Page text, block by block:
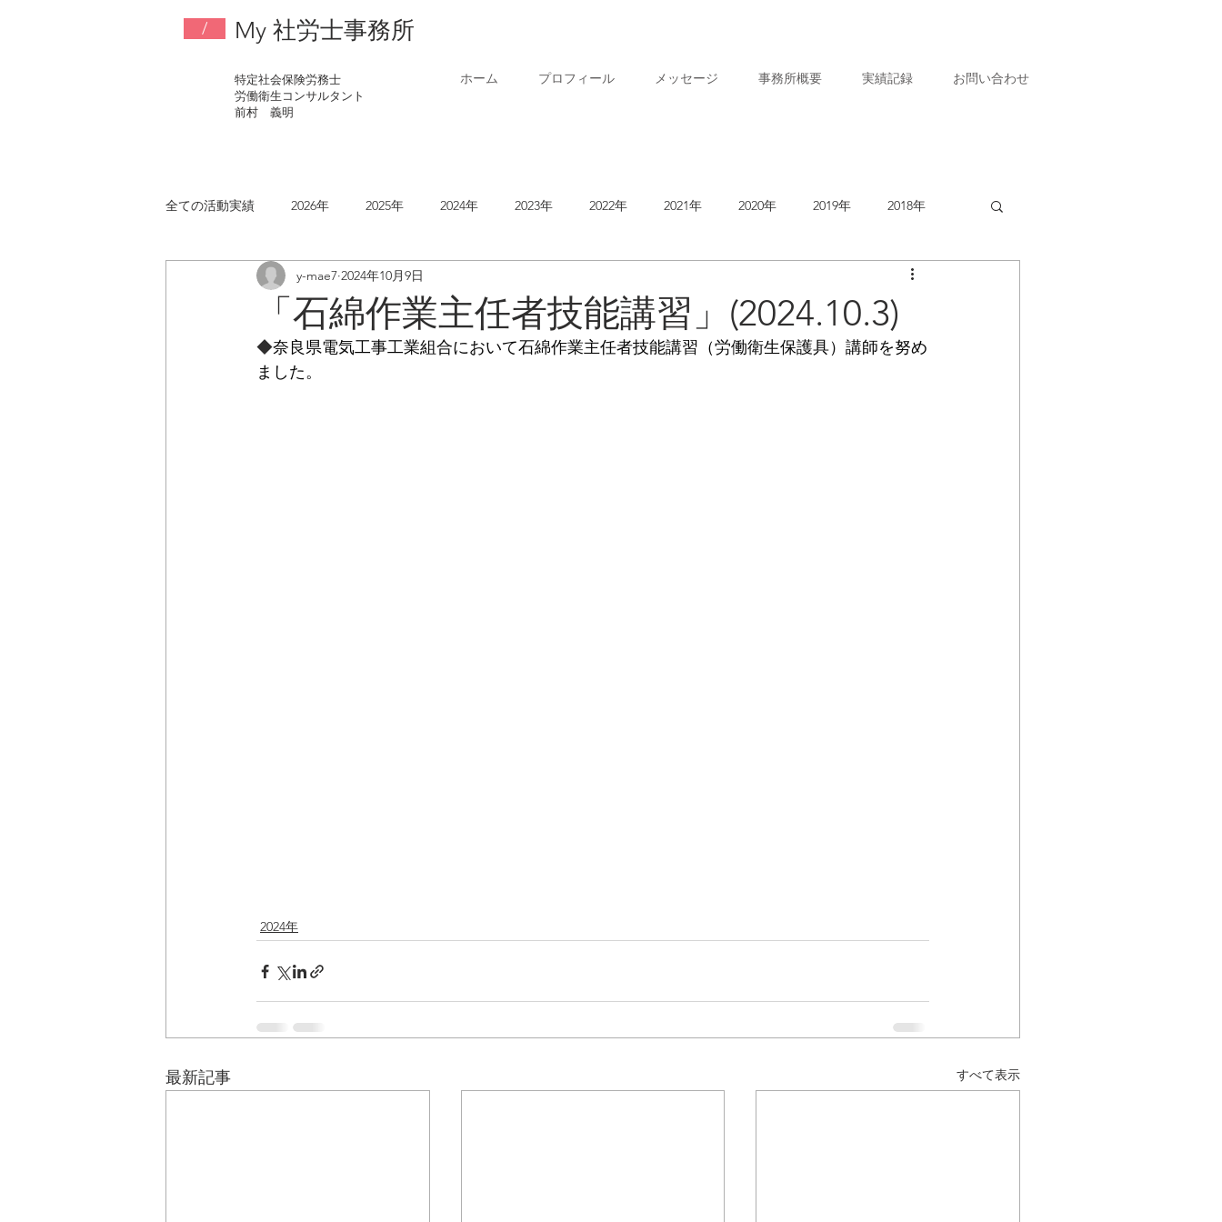
/ My 社労士事務所
特定社会保険労務士
労働衛生コンサルタント
​前村 義明
ホーム プロフィール メッセージ 事務所概要 実績記録 お問い合わせ
全ての活動実績 2026年 2025年 2024年 2023年 2022年 2021年 2020年 2019年 2018年
2016年 2015年
「石綿作業主任者技能講習」(2024.10.3)
y-mae7 2024年10月9日
◆奈良県電気工事工業組合において石綿作業主任者技能講習（労働衛生保護具）講師を努め
ました。
2024年
最新記事 すべて表示